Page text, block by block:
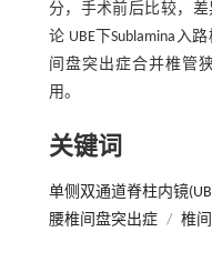
分，手术前后比较，差
论 UBE下Sublamina入
间盘突出症合并椎管
用。
关键词
单侧双通道脊柱内镜
腰椎间盘突出症 / 椎